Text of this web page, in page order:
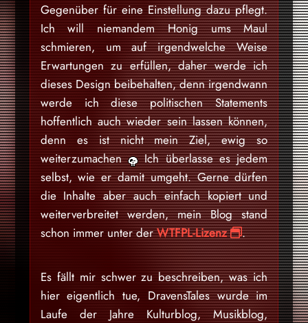
Gegenüber für eine Einstellung dazu pflegt.
Ich will niemandem Honig ums Maul
schmieren, um auf irgendwelche Weise
Erwartungen zu erfüllen, daher werde ich
dieses Design beibehalten, denn irgendwann
werde ich diese politischen Statements
hoffentlich auch wieder sein lassen können,
denn es ist nicht mein Ziel, ewig so
weiterzumachen
Ich überlasse es jedem
selbst, wie er damit umgeht. Gerne dürfen
die Inhalte aber auch einfach kopiert und
weiterverbreitet werden, mein Blog stand
schon immer unter derWTFPL-Lizenz .
Es fällt mir schwer zu beschreiben, was ich
hier eigentlich tue, DravensTales wurde im
Laufe der Jahre Kulturblog, Musikblog,